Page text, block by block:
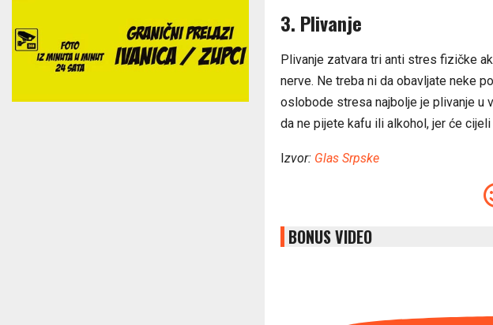
3. Plivanje
Plivanje zatvara tri anti stres fizičke
nerve. Ne treba ni da obavljate neke
oslobode stresa najbolje je plivanje u
da ne pijete kafu ili alkohol, jer će
Izvor: Glas Srpske
BONUS VIDEO